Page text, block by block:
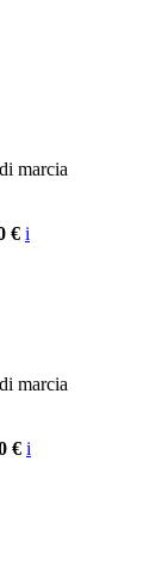
marcia
€ i
marcia
€ i